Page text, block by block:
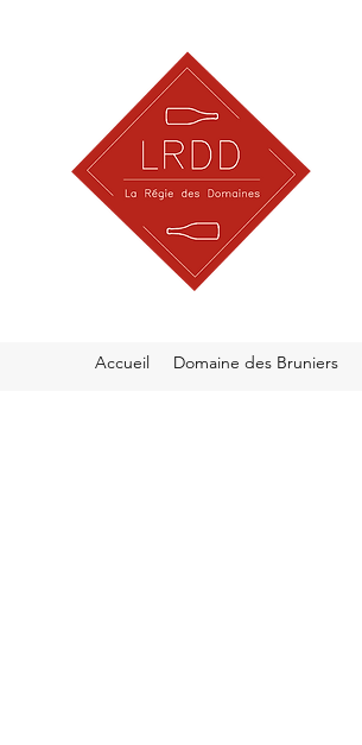
Accueil Domaine des Bruniers